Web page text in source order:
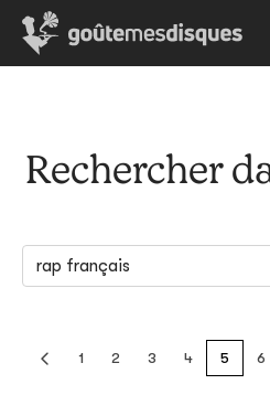
Rechercher
1 2 3 4 5 6